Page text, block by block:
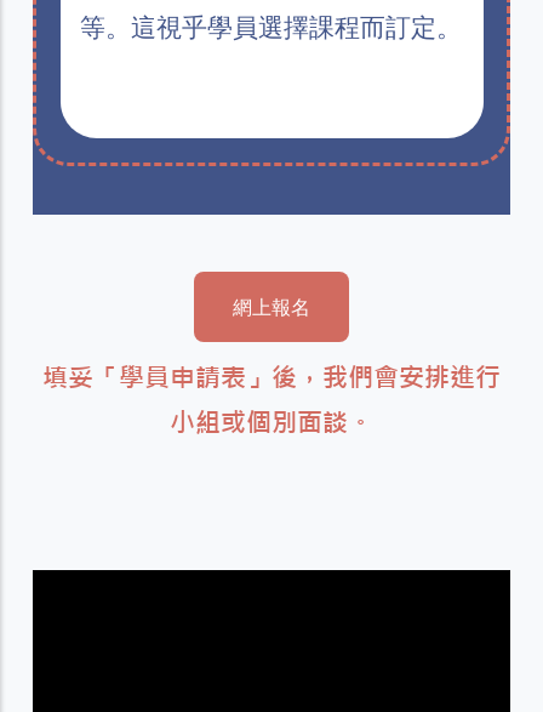
等。這視乎學員選擇課程而訂定。
網上報名
填妥「學員申請表」後，我們會安排進行
小組或個別面談。